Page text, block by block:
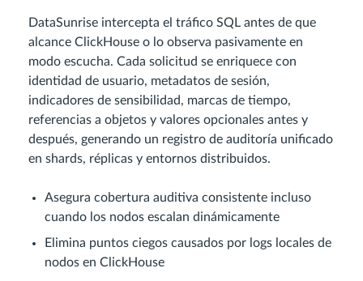
DataSunrise intercepta el tráfico SQL antes de que
alcance ClickHouse o lo observa pasivamente en
modo escucha. Cada solicitud se enriquece con
identidad de usuario, metadatos de sesión,
indicadores de sensibilidad, marcas de tiempo,
referencias a objetos y valores opcionales antes y
después, generando un registro de auditoría unificado
en shards, réplicas y entornos distribuidos.
Asegura cobertura auditiva consistente incluso
cuando los nodos escalan dinámicamente
Elimina puntos ciegos causados por logs locales de
nodos en ClickHouse